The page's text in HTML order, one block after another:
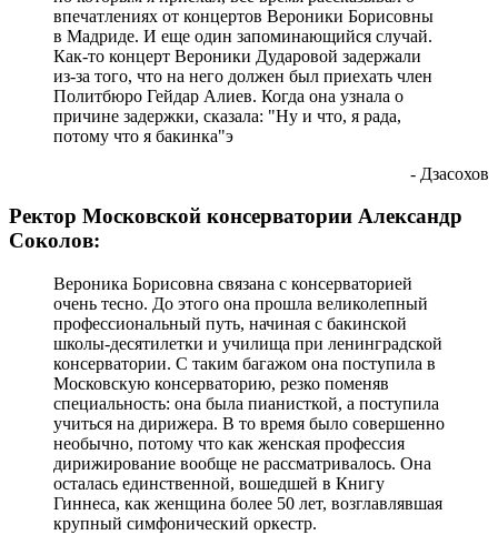
впечатлениях от концертов Вероники Борисовны
в Мадриде. И еще один запоминающийся случай.
Как-то концерт Вероники Дударовой задержали
из-за того, что на него должен был приехать член
Политбюро Гейдар Алиев. Когда она узнала о
причине задержки, сказала: "Ну и что, я рада,
потому что я бакинка"э
- Дзасохов
Ректор Московской консерватории Александр
Соколов:
Вероника Борисовна связана с консерваторией
очень тесно. До этого она прошла великолепный
профессиональный путь, начиная с бакинской
школы-десятилетки и училища при ленинградской
консерватории. С таким багажом она поступила в
Московскую консерваторию, резко поменяв
специальность: она была пианисткой, а поступила
учиться на дирижера. В то время было совершенно
необычно, потому что как женская профессия
дирижирование вообще не рассматривалось. Она
осталась единственной, вошедшей в Книгу
Гиннеса, как женщина более 50 лет, возглавлявшая
крупный симфонический оркестр.